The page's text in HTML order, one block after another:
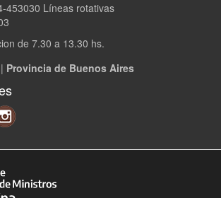
453030 Líneas rotativas
de 7.30 a 13.30 hs.
Provincia de Buenos Aires